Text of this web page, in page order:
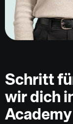
Schritt
wir dich